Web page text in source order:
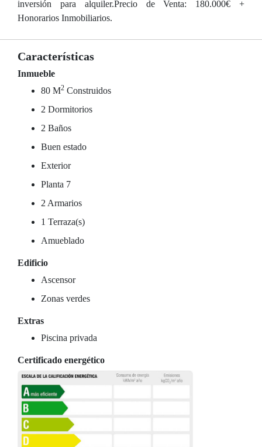
inversión para alquiler.Precio de Venta: 180.000€ +
Honorarios Inmobiliarios.
Características
Inmueble
80 M2 Construidos
2 Dormitorios
2 Baños
Buen estado
Exterior
Planta 7
2 Armarios
1 Terraza(s)
Amueblado
Edificio
Ascensor
Zonas verdes
Extras
Piscina privada
Certificado energético